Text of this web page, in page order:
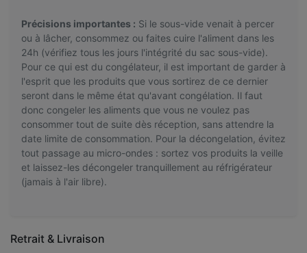
Précisions importantes : Si le sous-vide venait à percer
ou à lâcher, consommez ou faites cuire l'aliment dans les
24h (vérifiez tous les jours l'intégrité du sac sous-vide).
Pour ce qui est du congélateur, il est important de garder à
l'esprit que les produits que vous sortirez de ce dernier
seront dans le même état qu'avant congélation. Il faut
donc congeler les aliments que vous ne voulez pas
consommer tout de suite dès réception, sans attendre la
date limite de consommation. Pour la décongelation, évitez
tout passage au micro-ondes : sortez vos produits la veille
et laissez-les décongeler tranquillement au réfrigérateur
(jamais à l'air libre).
Retrait & Livraison